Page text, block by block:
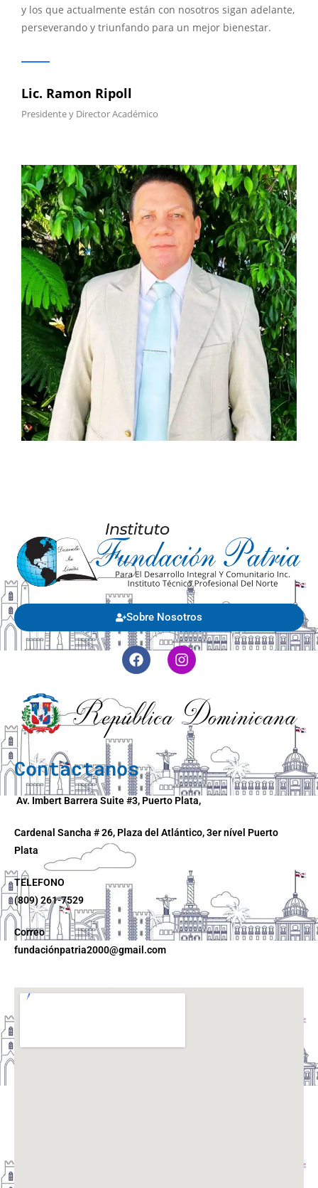
y los que actualmente están con nosotros sigan adelante,
perseverando y triunfando para un mejor bienestar.
Lic. Ramon Ripoll
Presidente y Director Académico
Sobre Nosotros
Contáctanos
Av. Imbert Barrera Suite #3, Puerto Plata,
Cardenal Sancha # 26, Plaza del Atlántico, 3er nível Puerto
Plata
TELEFONO
(809) 261-7529
Correo
fundaciónpatria2000@gmail.com